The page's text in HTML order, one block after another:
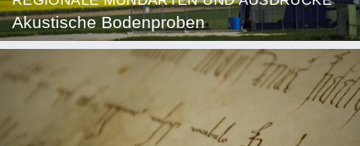
Akustische Bodenproben